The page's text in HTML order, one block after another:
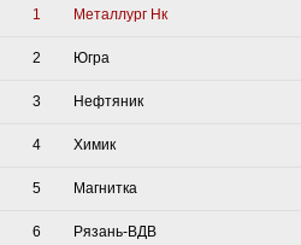
1 Металлург Нк
2 Югра
3 Нефтяник
4 Химик
5 Магнитка
6 Рязань-ВДВ